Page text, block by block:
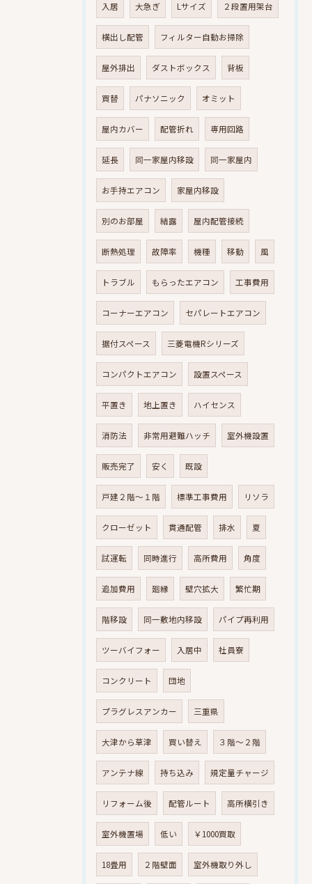
入居 大急ぎ Lサイズ ２段置用架台
横出し配管 フィルター自動お掃除
屋外排出 ダストボックス 背板
買替 パナソニック オミット
屋内カバー 配管折れ 専用回路
延長 同一家屋内移設 同一家屋内
お手持エアコン 家屋内移設
別のお部屋 結露 屋内配管接続
断熱処理 故障率 機種 移動 風
トラブル もらったエアコン 工事費用
コーナーエアコン セパレートエアコン
据付スペース 三菱電機Rシリーズ
コンパクトエアコン 設置スペース
平置き 地上置き ハイセンス
消防法 非常用避難ハッチ 室外機設置
販売完了 安く 既設
戸建２階～１階 標準工事費用 リソラ
クローゼット 貫通配管 排水 夏
試運転 同時進行 高所費用 角度
追加費用 廻縁 壁穴拡大 繁忙期
階移設 同一敷地内移設 パイプ再利用
ツーバイフォー 入居中 社員寮
コンクリート 団地
プラグレスアンカー 三重県
大津から草津 買い替え ３階～２階
アンテナ線 持ち込み 規定量チャージ
リフォーム後 配管ルート 高所横引き
室外機置場 低い ￥1000買取
18畳用 ２階壁面 室外機取り外し